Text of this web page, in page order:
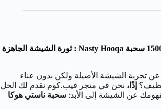
شيشة ناستي هوكا 15000 سحبة Nasty Hooqa : ثورة الشيشة الجاهزة
تجربة الشيشة الأصيلة ولكن بدون عناء
إذًا، نحن في متجر فيب.كوم نقدم لك الحل
عن الشيشة إلى الأبد: سحبة ناستي هوكا